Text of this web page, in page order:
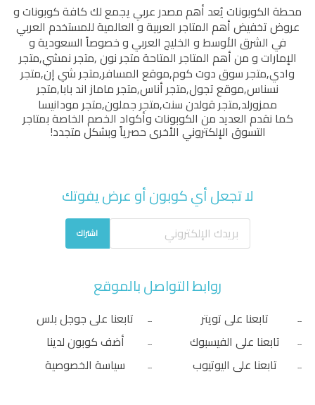
محطة الكوبوناتيُعد أهم مصدر عربي يجمع لك كافة كوبونات و
عروض تخفيض أهم المتاجر العربية و العالمية للمستخدم العربي
في الشرق الأوسط و الخليج العربي و خصوصاً السعودية و
الإمارات و من أهم المتاجر المتاحةمتجر نون,متجر نمشي,متجر
وادي,متجر سوق دوت كوم,موقع المسافر,متجر شي إن,متجر
نسناس,موقع تجول,متجر أناس,متجر ماماز اند بابا,متجر
ممزورلد,متجر قولدن سنت,متجر جملون,متجر مودانيسا
كما نقدم العديد من الكوبونات وأكواد الخصم الخاصة بمتاجر
التسوق الإلكتروني الأخرى حصرياً وبشكل متجدد!
لا تجعل أي كوبون أو عرض يفوتك
اشتراك
روابط التواصل بالموقع
تابعنا على تويتر
تابعنا على الفيسبوك
تابعنا على اليوتيوب
تابعنا على جوجل بلس
أضف كوبون لدينا
سياسة الخصوصية